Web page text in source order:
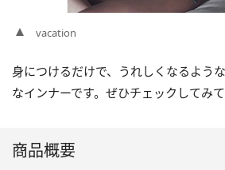
vacation
身につけるだけで、うれしくなるよう
なインナーです。ぜひチェックしてみ
商品概要